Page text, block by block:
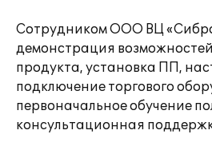
Сотрудником ООО ВЦ
демонстрация
продукта, установка ПП,
подключение торгового
первоначальное обучение
консультационная